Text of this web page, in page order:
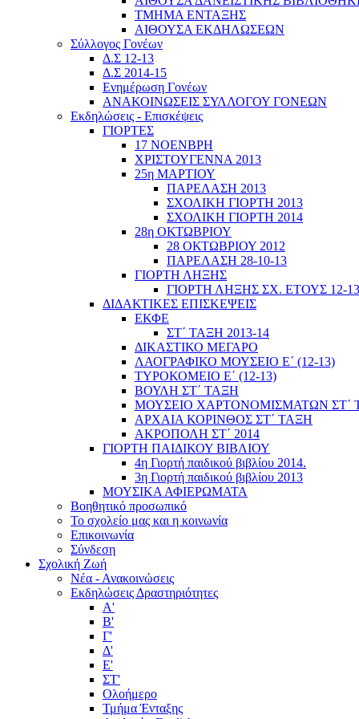
ΤΜΗΜΑ ΕΝΤΑΞΗΣ
ΑΙΘΟΥΣΑ ΕΚΔΗΛΩΣΕΩΝ
Σύλλογος Γονέων
Δ.Σ 12-13
Δ.Σ 2014-15
Ενημέρωση Γονέων
ΑΝΑΚΟΙΝΩΣΕΙΣ ΣΥΛΛΟΓΟΥ ΓΟΝΕΩΝ
Εκδηλώσεις - Επισκέψεις
ΓΙΟΡΤΕΣ
17 ΝΟΕΝΒΡΗ
ΧΡΙΣΤΟΥΓΕΝΝΑ 2013
25η ΜΑΡΤΙΟΥ
ΠΑΡΕΛΑΣΗ 2013
ΣΧΟΛΙΚΗ ΓΙΟΡΤΗ 2013
ΣΧΟΛΙΚΗ ΓΙΟΡΤΗ 2014
28η ΟΚΤΩΒΡΙΟΥ
28 ΟΚΤΩΒΡΙΟΥ 2012
ΠΑΡΕΛΑΣΗ 28-10-13
ΓΙΟΡΤΗ ΛΗΞΗΣ
ΓΙΟΡΤΗ ΛΗΞΗΣ ΣΧ. ΕΤΟΥΣ 12-13
ΔΙΔΑΚΤΙΚΕΣ ΕΠΙΣΚΕΨΕΙΣ
ΕΚΦΕ
ΣΤ΄ ΤΑΞΗ 2013-14
ΔΙΚΑΣΤΙΚΟ ΜΕΓΑΡΟ
ΛΑΟΓΡΑΦΙΚΟ ΜΟΥΣΕΙΟ Ε΄ (12-13)
ΤΥΡΟΚΟΜΕΙΟ Ε΄ (12-13)
ΒΟΥΛΗ ΣΤ΄ ΤΑΞΗ
ΜΟΥΣΕΙΟ ΧΑΡΤΟΝΟΜΙΣΜΑΤΩΝ ΣΤ΄
ΑΡΧΑΙΑ ΚΟΡΙΝΘΟΣ ΣΤ΄ ΤΑΞΗ
ΑΚΡΟΠΟΛΗ ΣΤ΄ 2014
ΓΙΟΡΤΗ ΠΑΙΔΙΚΟΥ ΒΙΒΛΙΟΥ
4η Γιορτή παιδικού βιβλίου 2014.
3η Γιορτή παιδικού βιβλίου 2013
ΜΟΥΣΙΚΑ ΑΦΙΕΡΩΜΑΤΑ
Βοηθητικό προσωπικό
Το σχολείο μας και η κοινωνία
Επικοινωνία
Σύνδεση
Σχολική Ζωή
Νέα - Ανακοινώσεις
Εκδηλώσεις Δραστηριότητες
Α'
Β'
Γ'
Δ'
Ε'
ΣΤ'
Ολοήμερο
Τμήμα Ένταξης